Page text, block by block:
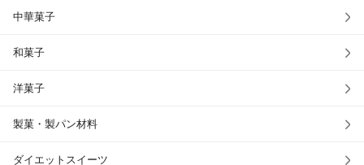
中華菓子
和菓子
洋菓子
製菓・製パン材料
ダイエットスイーツ